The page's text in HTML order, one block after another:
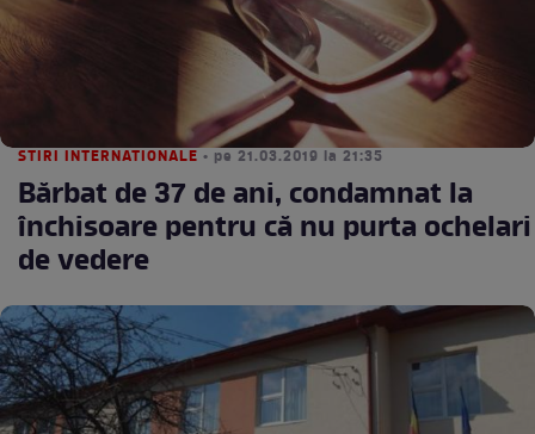
STIRI INTERNATIONALE • pe 21.03.2019 la 21:35
Bărbat de 37 de ani, condamnat la
închisoare pentru că nu purta ochelari
de vedere